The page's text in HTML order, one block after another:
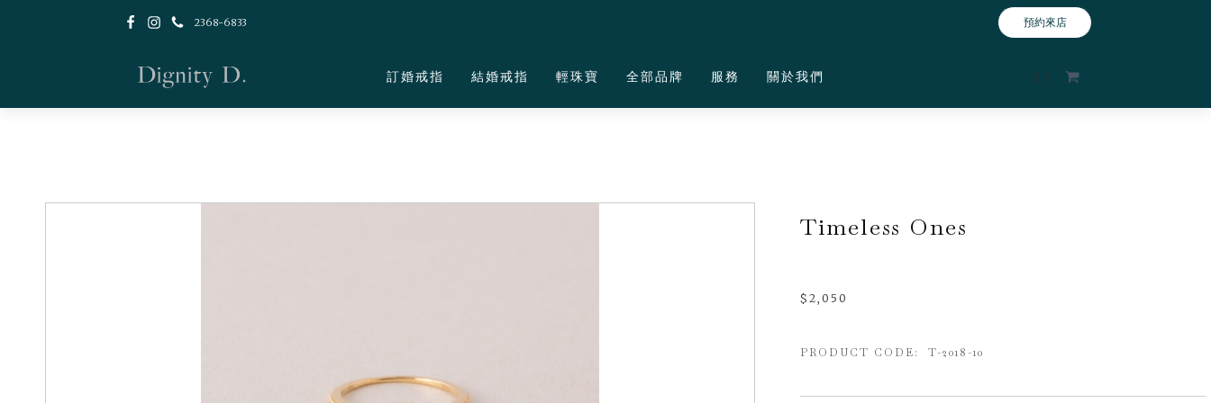
2368-6833 預約來店
訂婚戒指 結婚戒指 輕珠寶 全部品牌 服務 關於我們 $ 0
Timeless Ones
$ 2,050
PRODUCT CODE: T-2018-10